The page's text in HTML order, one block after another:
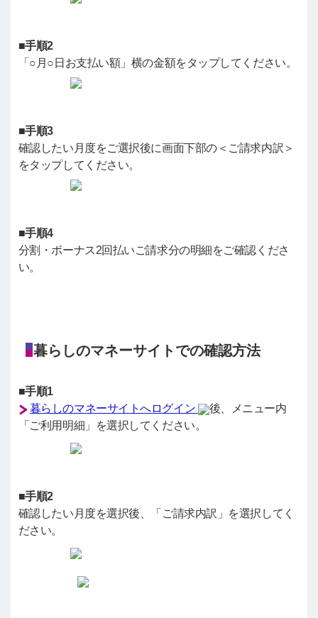
■手順2
「○月○日お支払い額」横の金額をタップしてください。
■手順3
確認したい月度をご選択後に画面下部の＜ご請求内訳＞
をタップしてください。
■手順4
分割・ボーナス2回払いご請求分の明細をご確認くださ
い。
暮らしのマネーサイトでの確認方法
■手順1
暮らしのマネーサイトへログイン
後、メニュー内
「ご利用明細」を選択してください。
■手順2
確認したい月度を選択後、「ご請求内訳」を選択してく
ださい。